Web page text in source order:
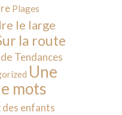
Plages
le large
la route
Tendances
Une
mots
enfants